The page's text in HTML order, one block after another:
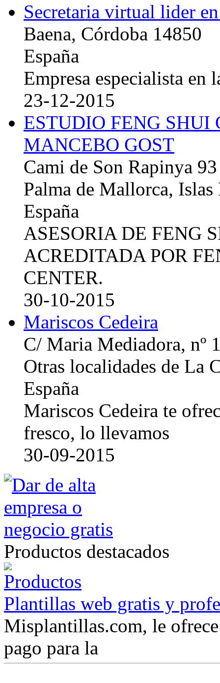
Secretaria virtual lider
Baena, Córdoba 14850
España
Empresa especialista en
23-12-2015
ESTUDIO FENG
MANCEBO GOST
Cami de Son Rapinya 93
Palma de Mallorca, Islas
España
ASESORIA DE FENG
ACREDITADA POR
CENTER.
30-10-2015
Mariscos Cedeira
C/ Maria Mediadora, nº
Otras localidades de La
España
Mariscos Cedeira te
fresco, lo llevamos
30-09-2015
Productos destacados
Plantillas web gratis y
Misplantillas.com, le
pago para la